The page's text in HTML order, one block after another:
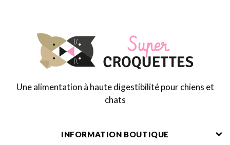
Une alimentation à haute digestibilité pour chiens et
chats
INFORMATION BOUTIQUE